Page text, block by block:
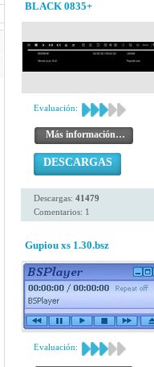
BLACK 0835+
Evaluación:
Más información…
DESCARGAS
Descargas: 41479
Comentarios: 1
Gupiou xs 1.30.bsz
Evaluación: